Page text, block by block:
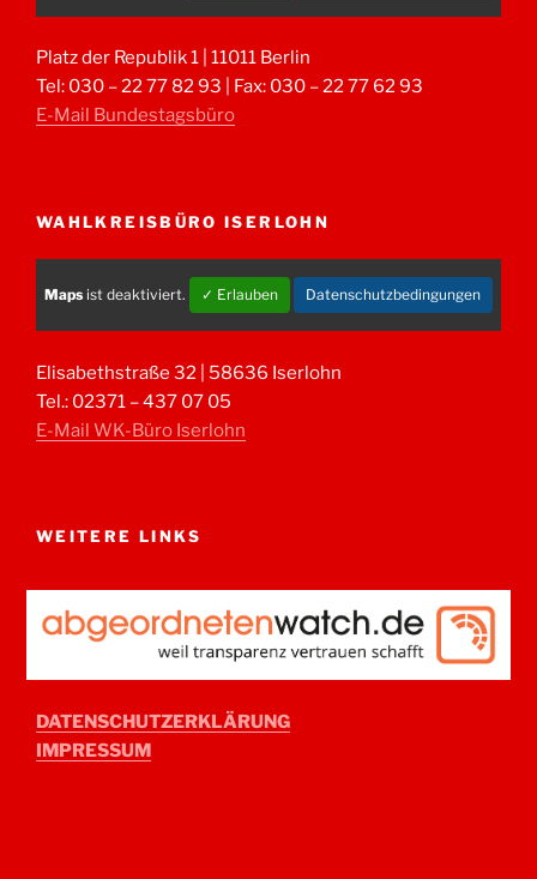
Platz der Republik 1 | 11011 Berlin
Tel: 030 – 22 77 82 93 | Fax: 030 – 22 77 62 93
E-Mail Bundestagsbüro
WAHLKREISBÜRO ISERLOHN
Maps ist deaktiviert. ✓ Erlauben Datenschutzbedingungen
Elisabethstraße 32 | 58636 Iserlohn
Tel.: 02371 – 437 07 05
E-Mail WK-Büro Iserlohn
WEITERE LINKS
DATENSCHUTZERKLÄRUNG
IMPRESSUM